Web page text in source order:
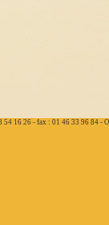
16 26 - fax : 01 46 33 96 84